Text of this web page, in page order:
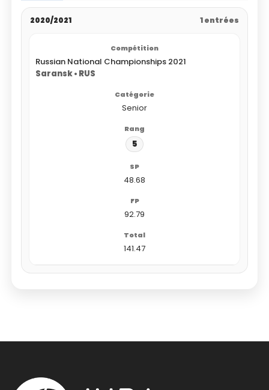
2020/2021 1 entrées
Russian National Championships 2021
Saransk • RUS
Senior
5
48.68
92.79
141.47